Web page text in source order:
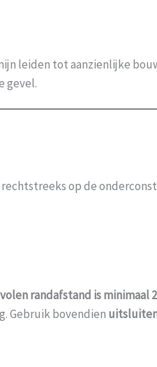
leiden tot aanzienlijke
gevel.
rechtstreeks op de
randafstand is minimaal
Gebruik bovendien